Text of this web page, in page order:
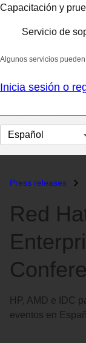
Capacitación y
Servicio de
Algunos servicios
Inicia sesión o
Cambiar
el
Press releases
Red
HP, AMD e IDC
eventos en